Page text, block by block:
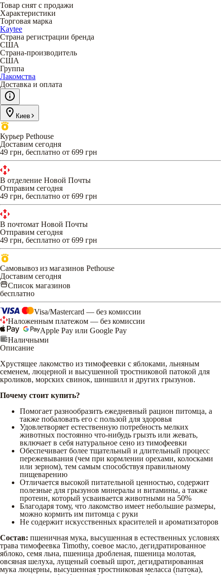
Товар снят с продажи
Характеристики
Торговая марка
Kaytee
Страна регистрации бренда
США
Страна-производитель
США
Группа
Лакомства
Доставка и оплата
Киев
Курьер Pethouse
Доставим сегодня
49 грн, бесплатно от 699 грн
В отделение Новой Почты
Отправим сегодня
49 грн, бесплатно от 699 грн
В почтомат Новой Почты
Отправим сегодня
49 грн, бесплатно от 699 грн
Самовывоз из магазинов Pethouse
Доставим сегодня
Список магазинов
бесплатно
Visa/Mastercard — без комиссии
Наложенным платежом — без комиссии
Apple Pay или Google Pay
Наличными
Описание
Хрустящее лакомство из тимофеевки с яблоками, льняным
семенем, люцерной и высушенной тростниковой патокой для
кроликов, морских свинок, шиншилл и других грызунов.
Почему стоит купить?
Помогает разнообразить ежедневный рацион питомца, а
также побаловать его с пользой для здоровья
Удовлетворяет естественную потребность мелких
животных постоянно что-нибудь грызть или жевать,
включает в себя натуральное сено из тимофеевки
Обеспечивает более тщательный и длительный процесс
пережевывания (чем при кормлении орехами, колосками
или зерном), тем самым способствуя правильному
пищеварению
Отличается высокой питательной ценностью, содержит
полезные для грызунов минералы и витамины, а также
протеин, который усваивается животными на 50%
Благодаря тому, что лакомство имеет небольшие размеры,
можно кормить им питомца с руки
Не содержит искусственных красителей и ароматизаторов
Состав: пшеничная мука, высушенная в естественных условиях
трава тимофеевка Timothy, соевое масло, дегидратированное
яблоко, семя льна, пшеница дробленая, пшеница молотая,
овсяная шелуха, лущеный соевый шрот, дегидратированная
мука люцерны, высушенная тростниковая меласса (патока),